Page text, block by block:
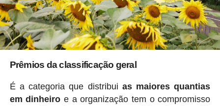
Prêmios da classificação geral
É a categoria que distribui as maiores quantias
em dinheiro e a organização tem o compromisso